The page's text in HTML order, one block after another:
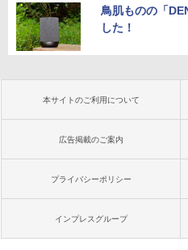
鳥肌ものの「
した！
本サイトのご利用について
広告掲載のご案内
プライバシーポリシー
インプレスグループ